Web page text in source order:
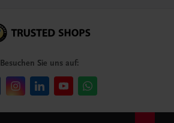
Besuchen Sie uns auf: